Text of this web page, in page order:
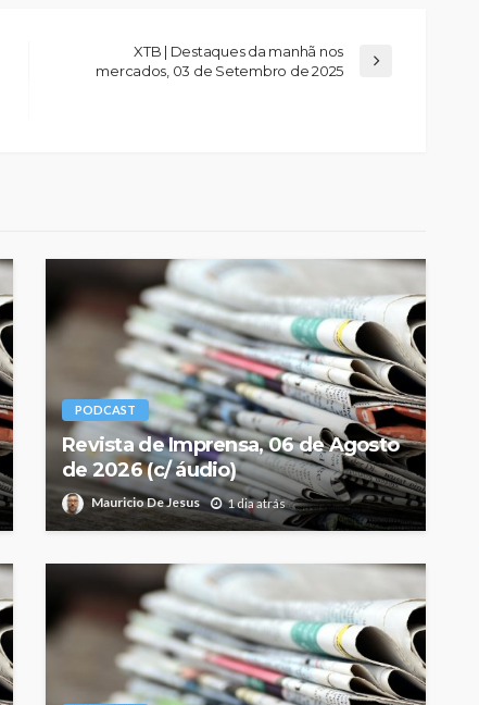
XTB | Destaques da manhã nos
mercados, 03 de Setembro de 2025
PODCAST
Revista de Imprensa, 06 de Agosto
de 2026 (c/ áudio)
Mauricio De Jesus 1 dia atrás